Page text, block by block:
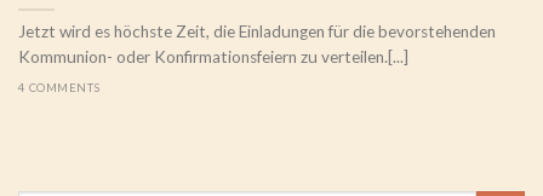
Jetzt wird es höchste Zeit, die Einladungen für die bevorstehenden
Kommunion- oder Konfirmationsfeiern zu verteilen.[...]
4 COMMENTS